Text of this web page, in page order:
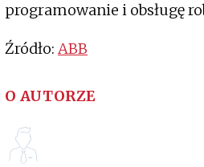
programowanie i obsługę
Źródło: ABB
O AUTORZE